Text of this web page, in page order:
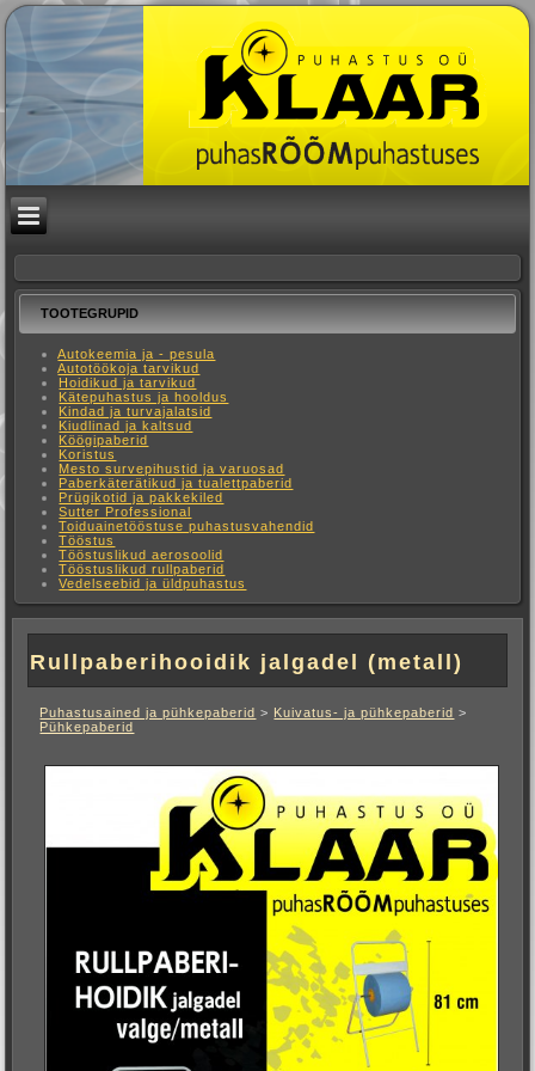
TOOTEGRUPID
Autokeemia ja - pesula
Autotöökoja tarvikud
Hoidikud ja tarvikud
Kätepuhastus ja hooldus
Kindad ja turvajalatsid
Kiudlinad ja kaltsud
Köögipaberid
Koristus
Mesto survepihustid ja varuosad
Paberkäterätikud ja tualettpaberid
Prügikotid ja pakkekiled
Sutter Professional
Toiduainetööstuse puhastusvahendid
Tööstus
Tööstuslikud aerosoolid
Tööstuslikud rullpaberid
Vedelseebid ja üldpuhastus
Rullpaberihooidik jalgadel (metall)
Puhastusained ja pühkepaberid > Kuivatus- ja pühkepaberid >
Pühkepaberid